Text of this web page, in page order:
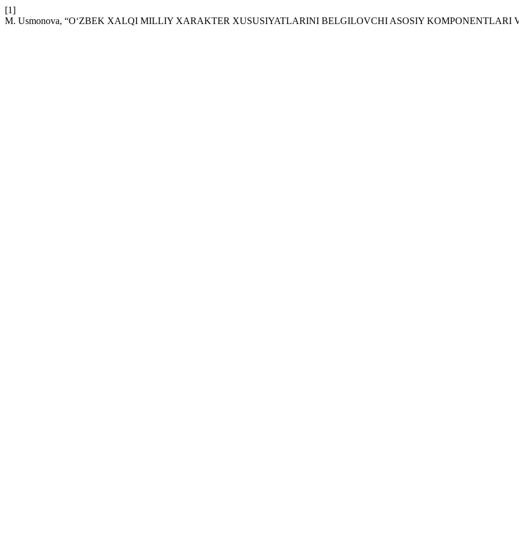
[1]
M. Usmonova, “O‘ZBEK XALQI MILLIY XARAKTER XUSUSIYATLARINI BELGILOVCHI ASOSIY KOMPONENTLARI